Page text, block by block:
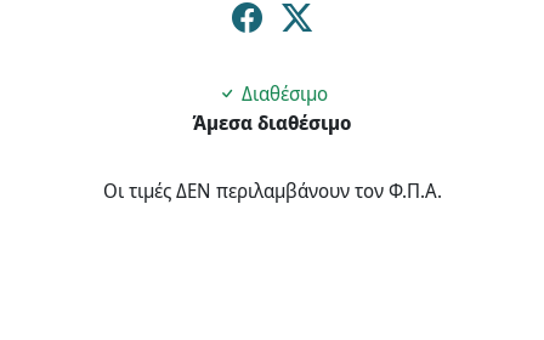
Διαθέσιμο
Άμεσα διαθέσιμο
Οι τιμές ΔΕΝ περιλαμβάνουν τον Φ.Π.Α.